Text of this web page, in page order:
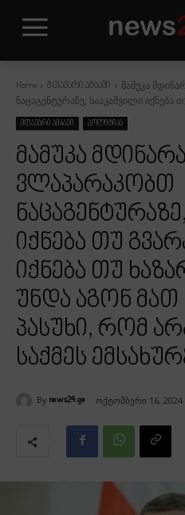
Home მთავარი ამბავი
მამუკა
ნაცაგენტურაზე, სააკაშვილი იქნება
მთავარი ამბავი პოლიტიკა
მამუკა
ვლაპარაკობთ
იქნება თუ
იქნება თუ
უნდა აგონ მათ
პასუხი, რომ
საქმეს
By news24.ge ოქტომბერი 16, 2024